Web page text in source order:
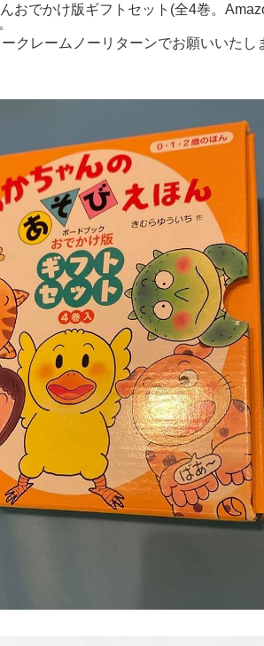
おでかけ版ギフトセット(全4巻。
クレームノーリターンでお願いいたし